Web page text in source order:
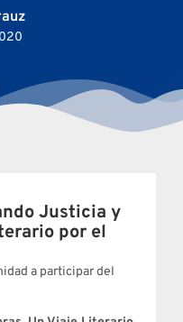
Justicia y
por el
a participar del